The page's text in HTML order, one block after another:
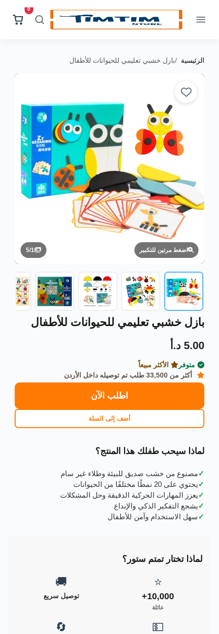
0
الرئيسية بازل خشبي تعليمي للحيوانات للأطفال
1
/
5 اضغط مرتين للتكبير
بازل خشبي تعليمي للحيوانات للأطفال
5.00 د.أ
متوفر
الأكثر مبيعاً
أكثر من 33,500 طلب تم توصيله داخل الأردن
اطلب الآن
أضف إلى السلة
لماذا سيحب طفلك هذا المنتج؟
✓مصنوع من خشب صديق للبيئة وطلاء غير سام
✓يحتوي على 20 نمطًا مختلفًا من الحيوانات
✓يعزز المهارات الحركية الدقيقة وحل المشكلات
✓يشجع التفكير الذكي والإبداع
✓سهل الاستخدام وآمن للأطفال
لماذا تختار تمتم ستور؟
⭐
10,000+
عائلة
🚚
توصيل سريع
💵
🔄